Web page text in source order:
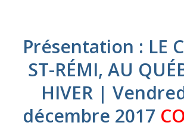
Présentation : LE
ST-RÉMI, AU
HIVER |
décembre 2017